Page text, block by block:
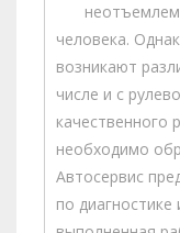
человека.
возникают
числе и с
качественного
необходимо
Автосервис
по